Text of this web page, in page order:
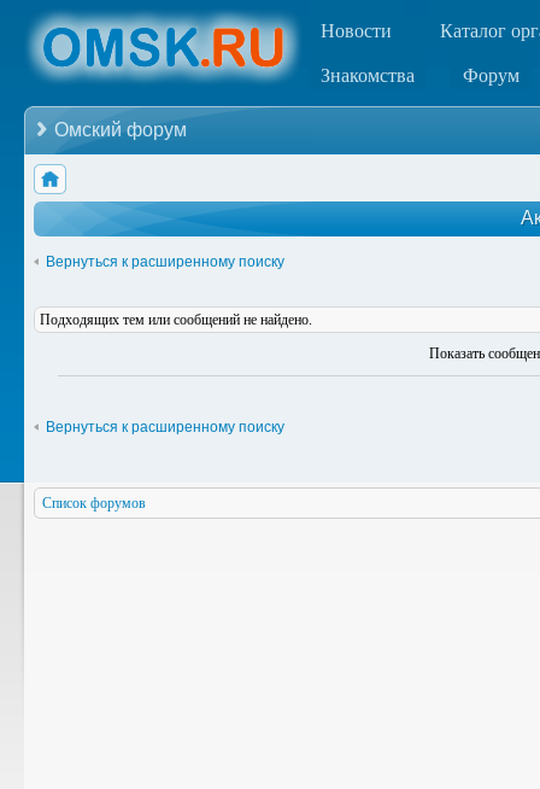
Новости Каталог
Знакомства Форум
Омский форум
Вернуться к расширенному поиску
Подходящих тем или сообщений не найдено.
Показать
Вернуться к расширенному поиску
Список форумов